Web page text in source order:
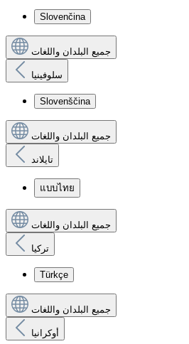
Slovenčina
جميع البلدان واللغات
سلوفينيا
Slovenščina
جميع البلدان واللغات
تايلاند
แบบไทย
جميع البلدان واللغات
تركيا
Türkçe
جميع البلدان واللغات
أوكرانيا